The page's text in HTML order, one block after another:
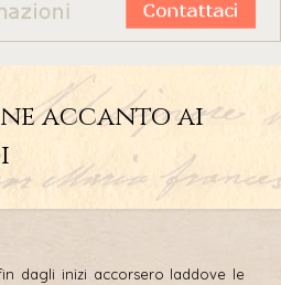
accanto ai
dagli inizi accorsero laddove le